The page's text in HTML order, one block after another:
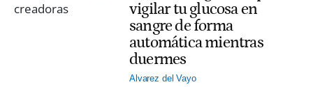
vigilar tu glucosa en
sangre de forma
automática mientras
duermes
Alvarez del Vayo